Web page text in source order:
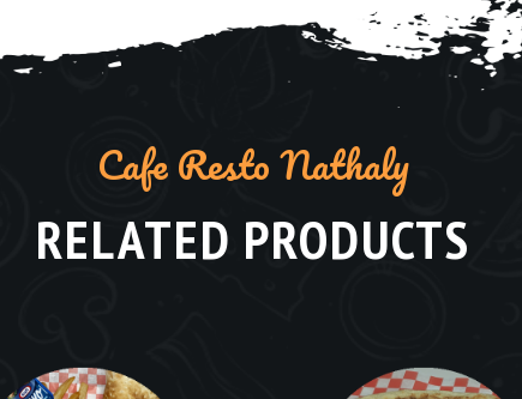
Cafe Resto Nathaly
RELATED PRODUCTS